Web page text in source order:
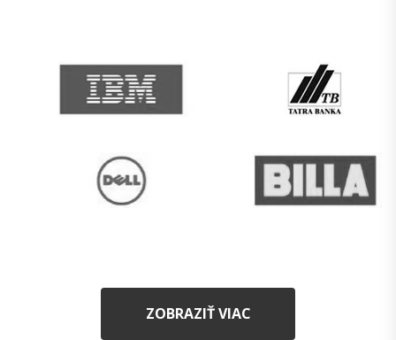
ZOBRAZIŤ VIAC